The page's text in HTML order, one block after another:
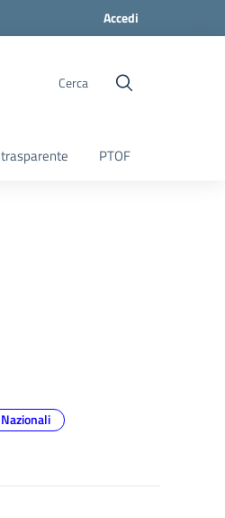
Accedi
Cerca
PTOF